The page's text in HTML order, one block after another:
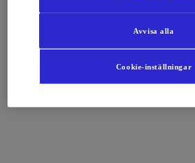
Cookie-inställningar
Avvisa alla